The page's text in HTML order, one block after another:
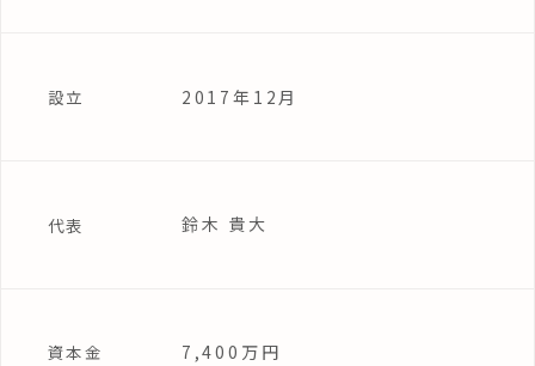
設立 2017年12月
代表 鈴木 貴大
資本金 7,400万円